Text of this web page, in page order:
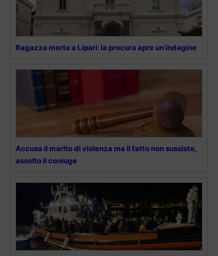
Ragazza morta a Lipari: la procura apre un’indagine
Accusa il marito di violenza ma il fatto non sussiste,
assolto il coniuge